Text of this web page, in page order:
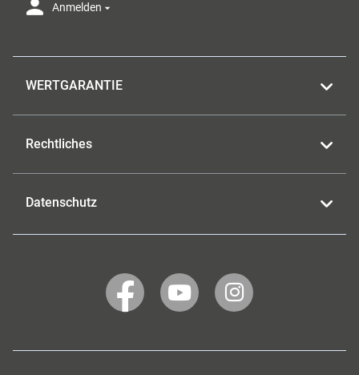
Anmelden
WERTGARANTIE
Rechtliches
Datenschutz
WERTGARANTIE
auf
WERTGARANTIE
auf
WERTGARANTIE
auf